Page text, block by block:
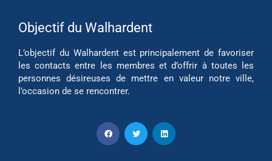
Objectif du Walhardent
L’objectif du Walhardent est principalement de favoriser
les contacts entre les membres et d’offrir à toutes les
personnes désireuses de mettre en valeur notre ville,
l’occasion de se rencontrer.